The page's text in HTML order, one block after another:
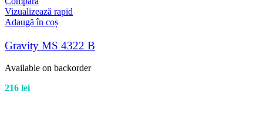
Vizualizează rapid
Adaugă în coș
Gravity MS 4322 B
Available on backorder
216 lei